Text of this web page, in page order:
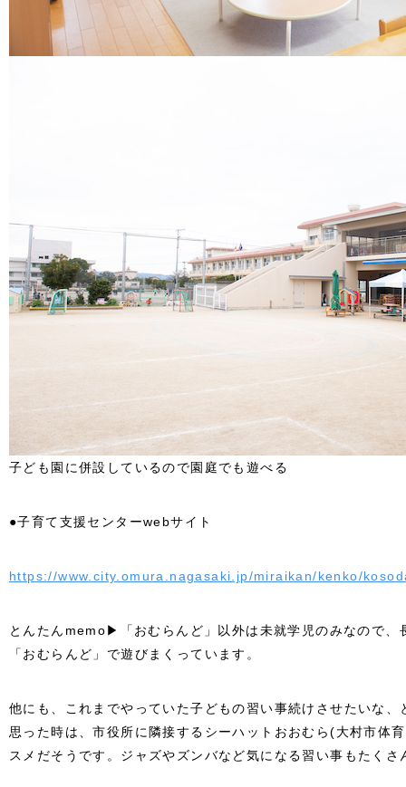
子ども園に併設しているので園庭でも遊べる
●子育て支援センターwebサイト
https://www.city.omura.nagasaki.jp/miraikan/kenko/
とんたんmemo▶「おむらんど」以外は未就学児のみなので、
「おむらんど」で遊びまくっています。
他にも、これまでやっていた子どもの習い事続けさせたいな
思った時は、市役所に隣接するシーハットおおむら(大村市体
スメだそうです。ジャズやズンバなど気になる習い事もたくさ